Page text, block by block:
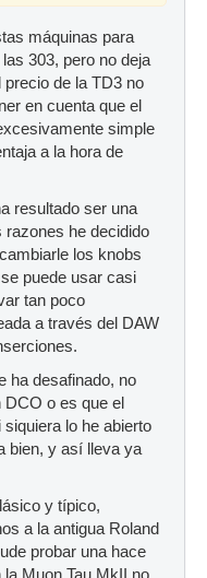
máquinas para
303, pero no deja
de la TD3 no
en cuenta que el
simple
a la hora de
resultado ser una
razones he decidido
los knobs
puede usar casi
tan poco
a través del DAW
ha desafinado, no
o es que el
lo he abierto
bien, y así lleva ya
y típico,
a la antigua Roland
probar una hace